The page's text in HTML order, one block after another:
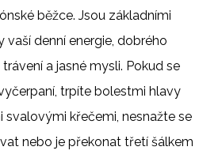
běžce. Jsou základními
vaší denní energie, dobrého
a jasné mysli. Pokud se
trpíte bolestmi hlavy
svalovými křečemi, nesnažte se
nebo je překonat třetí šálkem